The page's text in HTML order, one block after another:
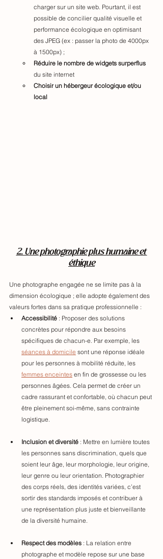
charger sur un site web. Pourtant, il est
possible de concilier qualité visuelle et
performance écologique en optimisant
des JPEG (ex : passer la photo de 4000px
à 1500px) ;
Réduire le nombre de widgets surperflus
du site internet
Choisir un hébergeur écologique et/ou
local
2. Une photographie plus humaine et
éthique
Une photographe engagée ne se limite pas à la
dimension écologique ; elle adopte également des
valeurs fortes dans sa pratique professionnelle :
Accessibilité : Proposer des solutions
concrètes pour répondre aux besoins
spécifiques de chacun-e. Par exemple, les
séances à domicile sont une réponse idéale
pour les personnes à mobilité réduite, les
femmes enceintes en fin de grossesse ou les
personnes âgées. Cela permet de créer un
cadre rassurant et confortable, où chacun peut
être pleinement soi-même, sans contrainte
logistique.
Inclusion et diversité : Mettre en lumière toutes
les personnes sans discrimination, quels que
soient leur âge, leur morphologie, leur origine,
leur genre ou leur orientation. Photographier
des corps réels, des identités variées, c’est
sortir des standards imposés et contribuer à
une représentation plus juste et bienveillante
de la diversité humaine.
Respect des modèles : La relation entre
photographe et modèle repose sur une base